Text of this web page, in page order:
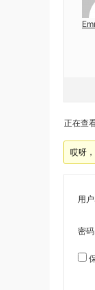
正在查
哎呀
用
密